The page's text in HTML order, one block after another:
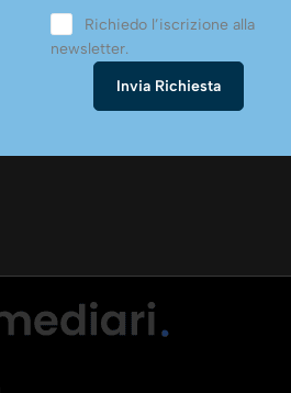
Richiedo l’iscrizione alla
newsletter.